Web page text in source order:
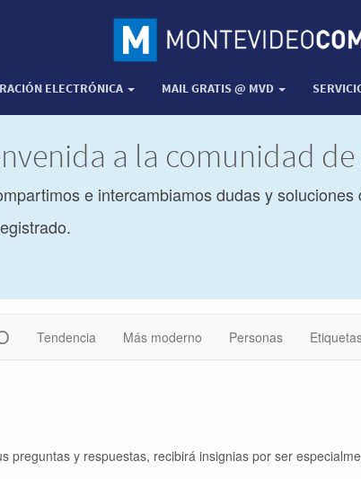
ELECTRÓNICA MAIL GRATIS @ MVD
a la comunidad
e intercambiamos dudas y
Tendencia Más moderno Personas
preguntas y respuestas, recibirá insignias por ser